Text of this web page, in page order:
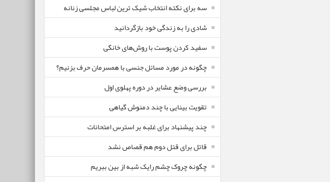
سه برای نکته انتخاب شیک ترین لباس مجلسی زنانه
شادی را به زندگی خود بازگردانید
سفید کردن پوست با روش‌های خانگی
چگونه در مورد مسائل جنسی با همسرمان حرف بزنیم؟
بررسی وضع عشایر در دوره پهلوی اول
تقویت بینایی با چند دمنوش گیاهی
چند پیشنهاد برای غلبه بر استرس امتحانات
قاتل برای قتل دوم هم قصاص نشد
چگونه چروک چشم رایک شبه از بین ببریم